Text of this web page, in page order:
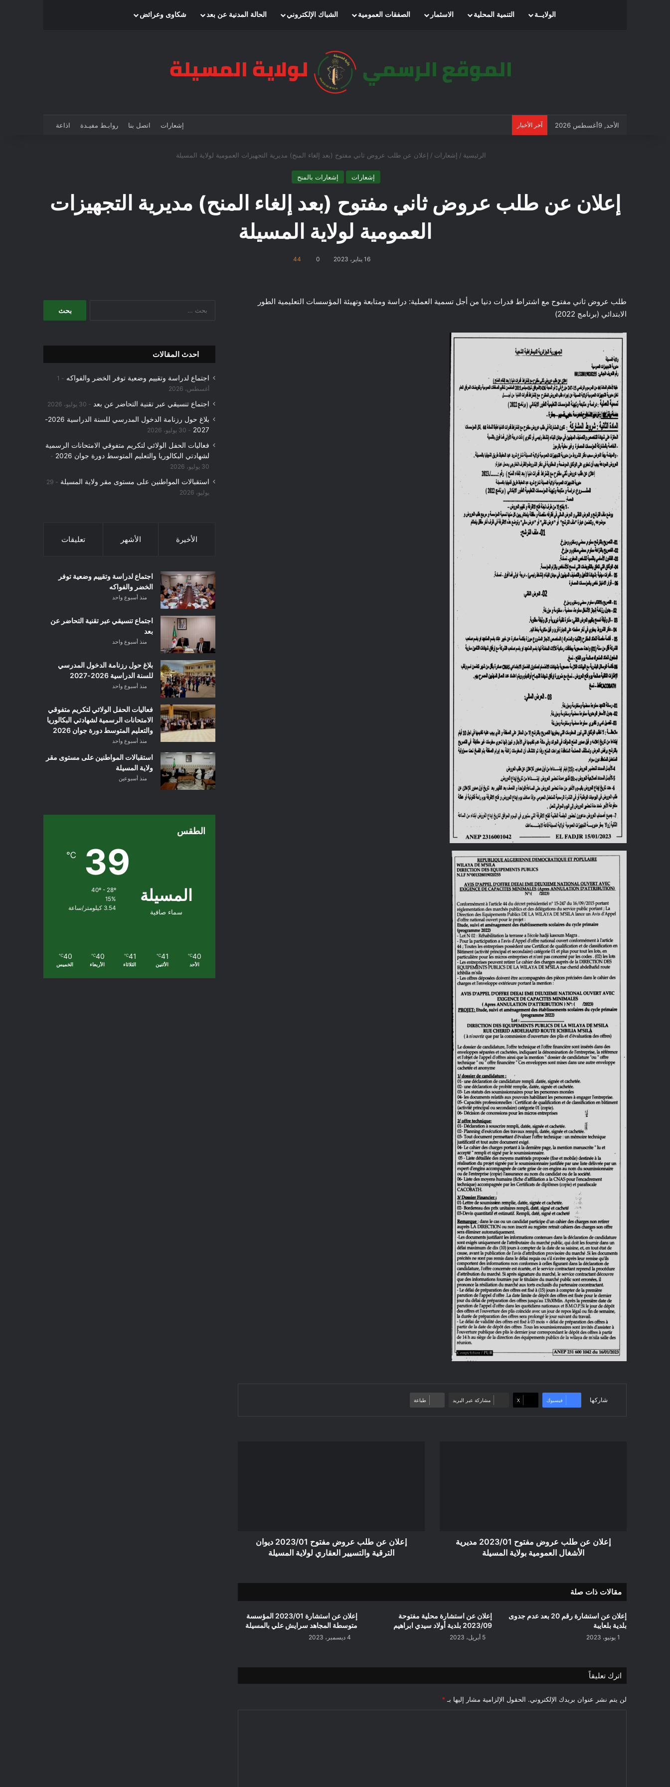
الرئيسيةالولايــة التنمية المحلية الاسثمار الصفقات العمومية الشباك الإلكتروني الحالة المدنية عن بعد شكاوى وعرائض
الأحد, 9أغسطس 2026 آخر الأخبار إشعارات اتصل بنا روابـط مفيـدة اذاعة
الرئيسية / إشعارات / إعلان عن طلب عروض ثاني مفتوح (بعد إلغاء المنح) مديرية التجهيزات العمومية لولاية المسيلة
إشعارات إشعارات بالمنح
إعلان عن طلب عروض ثاني مفتوح (بعد إلغاء المنح) مديرية التجهيزات
العمومية لولاية المسيلة
16 يناير، 2023 0
44
طلب عروض ثاني مفتوح مع اشتراط قدرات دنيا من أجل تسمية العملية: دراسة ومتابعة وتهيئة المؤسسات التعليمية الطور
الابتدائي (برنامج 2022)
شاركها فيسبوك ‫X مشاركة عبر البريد طباعة
إعلان عن طلب عروض مفتوح 2023/01 مديرية
الأشغال العمومية بولاية المسيلة
العقاري
إعلان عن طلب عروض مفتوح 2023/01 ديوان
الترقية والتسيير العقاري لولاية المسيلة
مقالات ذات صلة
إعلان عن استشارة رقم 20 بعد عدم جدوى
بلدية بلعايبة
1 يونيو، 2023
إعلان عن استشارة محلية مفتوحة
2023/09 بلدية أولاد سيدي ابراهيم
5 أبريل، 2023
إعلان عن استشارة 2023/01 المؤسسة
متوسطة المجاهد سرايش علي بالمسيلة
4 ديسمبر، 2023
اترك تعليقاً
لن يتم نشر عنوان بريدك الإلكتروني. الحقول الإلزامية مشار إليها بـ *
احدث المقالات
اجتماع لدراسة وتقييم وضعية توفر الخضر والفواكه
1
أغسطس، 2026
اجتماع تنسيقي عبر تقنية التحاضر عن بعد 30 يوليو، 2026
بلاغ حول رزنامة الدخول المدرسي للسنة الدراسية 2026-
2027
30 يوليو، 2026
فعاليات الحفل الولائي لتكريم متفوقي الامتحانات الرسمية
لشهادتي البكالوريا والتعليم المتوسط دورة جوان 2026
30 يوليو، 2026
استقبالات المواطنين على مستوى مقر ولاية المسيلة
29
يوليو، 2026
الأخيرة الأشهر تعليقات
اجتماع لدراسة وتقييم وضعية توفر
الخضر والفواكه
منذ أسبوع واحد
اجتماع تنسيقي عبر تقنية التحاضر عن
بعد
منذ أسبوع واحد
بلاغ حول رزنامة الدخول المدرسي
للسنة الدراسية 2026-2027
منذ أسبوع واحد
فعاليات الحفل الولائي لتكريم متفوقي
الامتحانات الرسمية لشهادتي البكالوريا
والتعليم المتوسط دورة جوان 2026
منذ أسبوع واحد
استقبالات المواطنين على مستوى مقر
ولاية المسيلة
منذ أسبوعين
الطقس
المسيلة
سماء صافية
39
℃
40º - 28º
15%
3.54 كيلومتر/ساعة
40
℃
الأحد
41
℃
الأثنين
41
℃
الثلاثاء
40
℃
الأربعاء
40
℃
الخميس